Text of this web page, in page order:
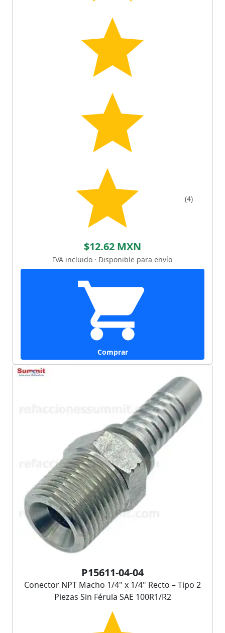
(4)
$12.62 MXN
IVA incluido · Disponible para envío
Comprar
P15611-04-04
Conector NPT Macho 1/4" x 1/4" Recto – Tipo 2
Piezas Sin Férula SAE 100R1/R2